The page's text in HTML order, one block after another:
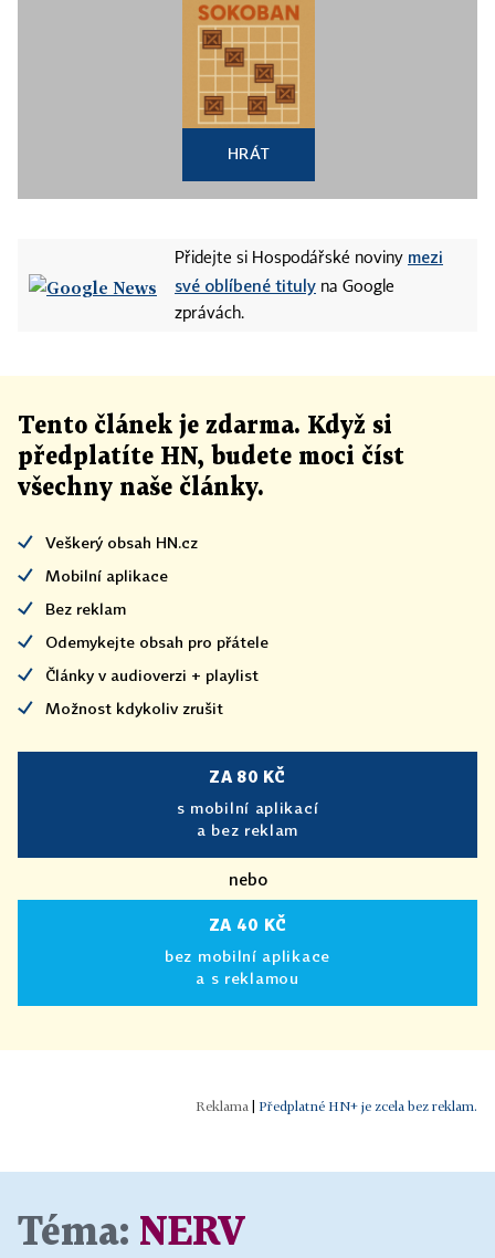
HRÁT
Přidejte si Hospodářské noviny mezi
své oblíbené tituly na Google
zprávách.
Tento článek je zdarma. Když si
předplatíte HN, budete moci číst
všechny naše články.
Veškerý obsah HN.cz
Mobilní aplikace
Bez reklam
Odemykejte obsah pro přátele
Články v audioverzi + playlist
Možnost kdykoliv zrušit
ZA 80 KČ
s mobilní aplikací
a bez reklam
nebo
ZA 40 KČ
bez mobilní aplikace
a s reklamou
Předplatné HN+ je zcela bez reklam.
Téma: NERV